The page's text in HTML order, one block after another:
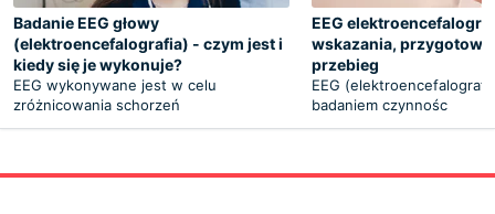
Badanie EEG głowy
(elektroencefalografia) - czym jest i
kiedy się je wykonuje?
EEG wykonywane jest w celu
zróżnicowania schorzeń
EEG
wskazania,
przebieg
EEG
badaniem czynnośc